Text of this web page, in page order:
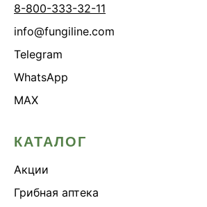
8-800-333-32-11
info@fungiline.com
Telegram
WhatsApp
MAX
КАТАЛОГ
Акции
Грибная аптека